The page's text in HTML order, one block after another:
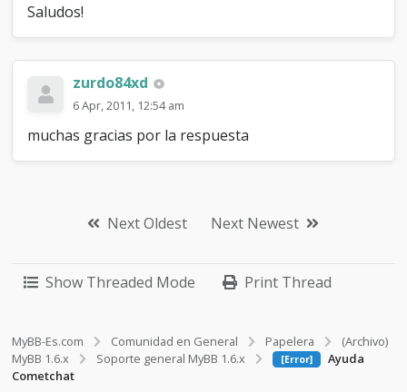
Saludos!
zurdo84xd
6 Apr, 2011, 12:54 am
muchas gracias por la respuesta
Next Oldest Next Newest
Show Threaded Mode Print Thread
MyBB-Es.com Comunidad en General Papelera
(Archivo)
MyBB 1.6.x
Soporte general MyBB 1.6.x [Error]
Ayuda
Cometchat